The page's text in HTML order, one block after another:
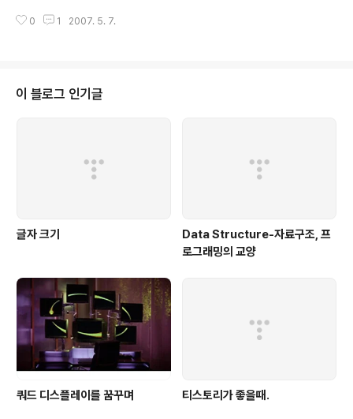
엉..
ch and Cristian Darie 무려 한달만에 도착한 책, 아니
상태에서의 Review. 지속적으로 SEO(Search Engine
Optimization)를 해 온 사람이면 별 필요없는 가이드 북
0 1 2007. 5. 7.
이 블로그 인기글
글자 크기
Data Structure-자료구조, 프
로그래밍의 교양
쿼드 디스플레이를 꿈꾸며 티스토리가 좋을때.